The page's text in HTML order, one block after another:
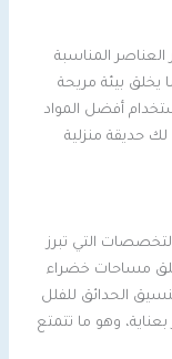
العناصر المناسبة
يخلق بيئة مريحة
أفضل المواد
حديقة منزلية
التي تبرز
مساحات خضراء
الحدائق للفلل
وهو ما تتمتع